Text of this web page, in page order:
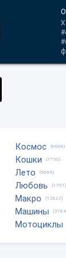
Космос (6006)
Кошки (7730)
Лето (9669)
Любовь (1791)
Макро (12622)
Машины
Мотоциклы